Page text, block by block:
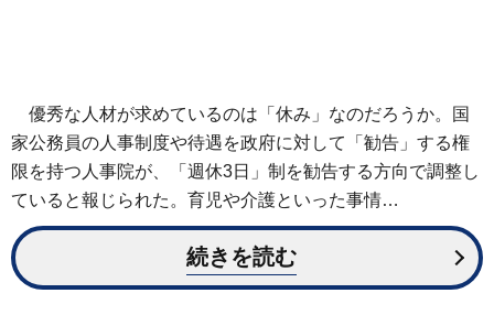
優秀な人材が求めているのは「休み」なのだろうか。国
家公務員の人事制度や待遇を政府に対して「勧告」する権
限を持つ人事院が、「週休3日」制を勧告する方向で調整し
ていると報じられた。育児や介護といった事情…
続きを読む